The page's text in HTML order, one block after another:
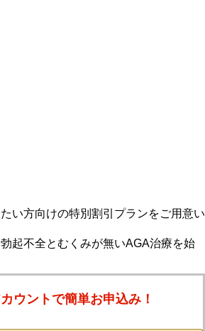
ウントで簡単お申込み！